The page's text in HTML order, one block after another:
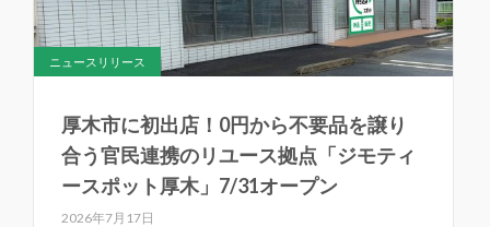
ニュースリリース
厚木市に初出店！0円から不要品を譲り
合う官民連携のリユース拠点「ジモティ
ースポット厚木」7/31オープン
2026年7月17日